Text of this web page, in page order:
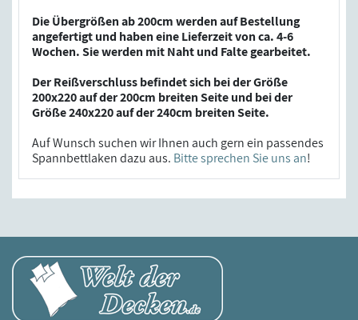
Die Übergrößen ab 200cm werden auf Bestellung
angefertigt und haben eine Lieferzeit von ca. 4-6
Wochen. Sie werden mit Naht und Falte gearbeitet.
Der Reißverschluss befindet sich bei der Größe
200x220 auf der 200cm breiten Seite und bei der
Größe 240x220 auf der 240cm breiten Seite.
Auf Wunsch suchen wir Ihnen auch gern ein passendes
Spannbettlaken dazu aus. Bitte sprechen Sie uns an!